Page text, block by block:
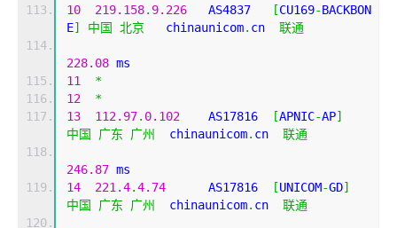
10
219.158. 9.226
   AS4837
[CU169-BACKBON
E] 中国 北京
   chinaunicom
. cn 联通
228.08 ms
11
*
12
*
13
112.97. 0.102
    AS17816
[APNIC-AP]
中国
广东 广州
  chinaunicom
. cn 联通
246.87 ms
14
221.4.4.74
      AS17816
[UNICOM-GD]
中国
广东 广州
  chinaunicom
. cn 联通